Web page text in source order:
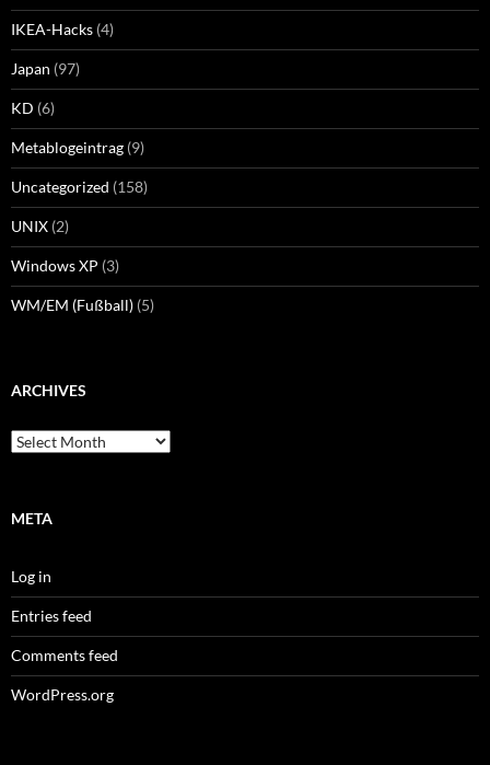
IKEA-Hacks (4)
Japan (97)
KD (6)
Metablogeintrag (9)
Uncategorized (158)
UNIX (2)
Windows XP (3)
WM/EM (Fußball) (5)
ARCHIVES
Archives
META
Log in
Entries feed
Comments feed
WordPress.org